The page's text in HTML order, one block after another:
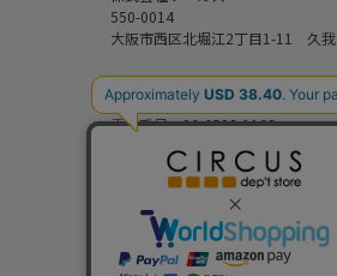
550-0014
大阪市西区北堀江2丁目1-11 久我
お問合せ先
⇒FAQ/お問合せフォーム
電話番号：06-6538-1163
営業時間：10:00-17:00
定休日：日曜・祝日